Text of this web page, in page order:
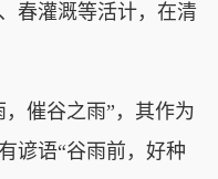
春灌溉等活计，在清
催谷之雨”，其作为
谚语“谷雨前，好种